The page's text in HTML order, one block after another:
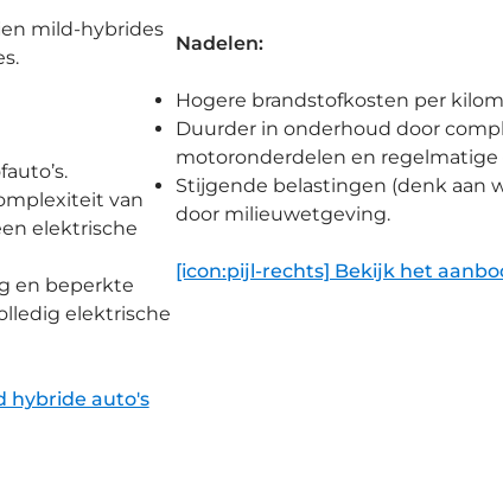
mild-hybrides
van
elektrische
en beperkte
elektrische
hybride auto's
Nadelen:
Hogere brandstofkosten per
Duurder in onderhoud door
motoronderdelen en regelmatige
Stijgende belastingen (denk aan
door milieuwetgeving.
[icon:pijl-rechts] Bekijk het